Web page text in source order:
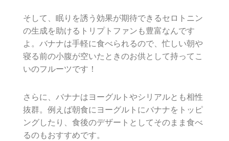
そして、眠りを誘う効果が期待できるセロトニン
の生成を助けるトリプトファンも豊富なんです
よ。バナナは手軽に食べられるので、忙しい朝や
寝る前の小腹が空いたときのお供として持ってこ
いのフルーツです！
さらに、バナナはヨーグルトやシリアルとも相性
抜群。例えば朝食にヨーグルトにバナナをトッピ
ングしたり、食後のデザートとしてそのまま食べ
るのもおすすめです。